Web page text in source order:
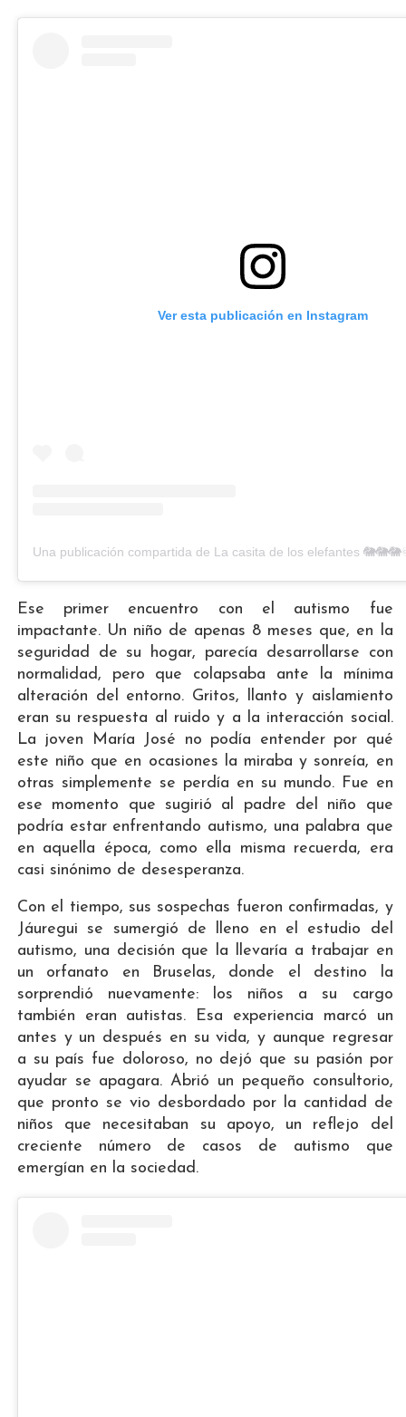
Ver esta publicación en Instagram
Ese primer encuentro con el autismo fue
impactante. Un niño de apenas 8 meses que, en la
seguridad de su hogar, parecía desarrollarse con
normalidad, pero que colapsaba ante la mínima
alteración del entorno. Gritos, llanto y aislamiento
eran su respuesta al ruido y a la interacción social.
La joven María José no podía entender por qué
este niño que en ocasiones la miraba y sonreía, en
otras simplemente se perdía en su mundo. Fue en
ese momento que sugirió al padre del niño que
podría estar enfrentando autismo, una palabra que
en aquella época, como ella misma recuerda, era
casi sinónimo de desesperanza.
Con el tiempo, sus sospechas fueron confirmadas, y
Jáuregui se sumergió de lleno en el estudio del
autismo, una decisión que la llevaría a trabajar en
un orfanato en Bruselas, donde el destino la
sorprendió nuevamente: los niños a su cargo
también eran autistas. Esa experiencia marcó un
antes y un después en su vida, y aunque regresar
a su país fue doloroso, no dejó que su pasión por
ayudar se apagara. Abrió un pequeño consultorio,
que pronto se vio desbordado por la cantidad de
niños que necesitaban su apoyo, un reflejo del
creciente número de casos de autismo que
emergían en la sociedad.